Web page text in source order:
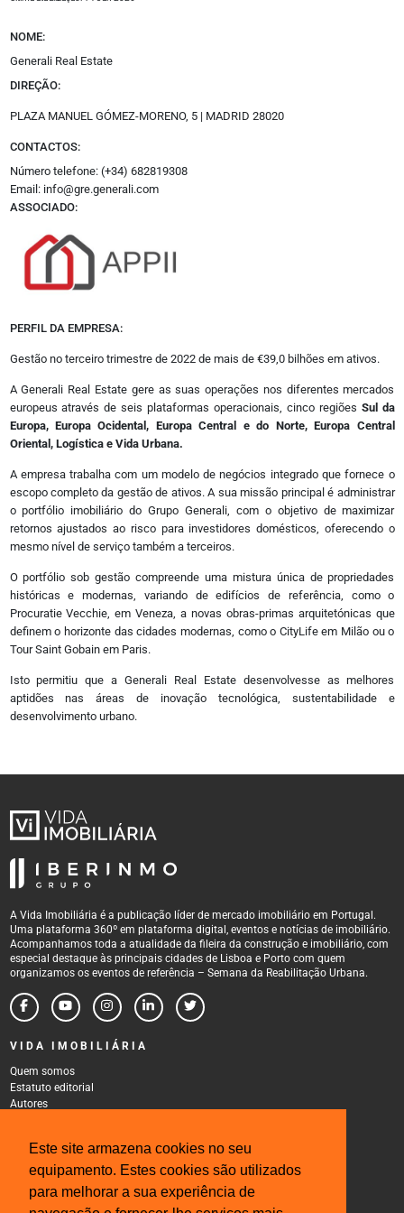
Este site armazena cookies no seu
equipamento. Estes cookies são utilizados
para melhorar a sua experiência de
Espanha
Jurídico
Promoção Imobiliária
Outros
Opinião
Revistas
Multimédia
Media Kit
Eventos
Podcasts
Facebook
Instagram
Linkedin
Twitter
Youtube
Flickr
Quem somos
Estatuto Editorial
Autores
Política de Privacidade
Termos e Condições de Uso
NOME:
Generali Real Estate
DIREÇÃO:
PLAZA MANUEL GÓMEZ-MORENO, 5 | MADRID 28020
CONTACTOS:
Número telefone: (+34) 682819308
Email: info@gre.generali.com
ASSOCIADO:
PERFIL DA EMPRESA:
Gestão no terceiro trimestre de 2022 de mais de €39,0 bilhões em ativos.
A Generali Real Estate gere as suas operações nos diferentes mercados
europeus através de seis plataformas operacionais, cinco regiões Sul da
Europa, Europa Ocidental, Europa Central e do Norte, Europa Central
Oriental, Logística e Vida Urbana.
A empresa trabalha com um modelo de negócios integrado que fornece o
escopo completo da gestão de ativos. A sua missão principal é administrar
o portfólio imobiliário do Grupo Generali, com o objetivo de maximizar
retornos ajustados ao risco para investidores domésticos, oferecendo o
mesmo nível de serviço também a terceiros.
O portfólio sob gestão compreende uma mistura única de propriedades
históricas e modernas, variando de edifícios de referência, como o
Procuratie Vecchie, em Veneza, a novas obras-primas arquitetónicas que
definem o horizonte das cidades modernas, como o CityLife em Milão ou o
Tour Saint Gobain em Paris.
Isto permitiu que a Generali Real Estate desenvolvesse as melhores
aptidões nas áreas de inovação tecnológica, sustentabilidade e
desenvolvimento urbano.
A Vida Imobiliária é a publicação líder de mercado imobiliário em Portugal.
Uma plataforma 360º em plataforma digital, eventos e notícias de imobiliário.
Acompanhamos toda a atualidade da fileira da construção e imobiliário, com
especial destaque às principais cidades de Lisboa e Porto com quem
organizamos os eventos de referência – Semana da Reabilitação Urbana.
VIDA IMOBILIÁRIA
Quem somos
Estatuto editorial
Autores
CONTACTOS
Rua Gonçalo Cristovão, 185 - 6º
4000-269 Porto